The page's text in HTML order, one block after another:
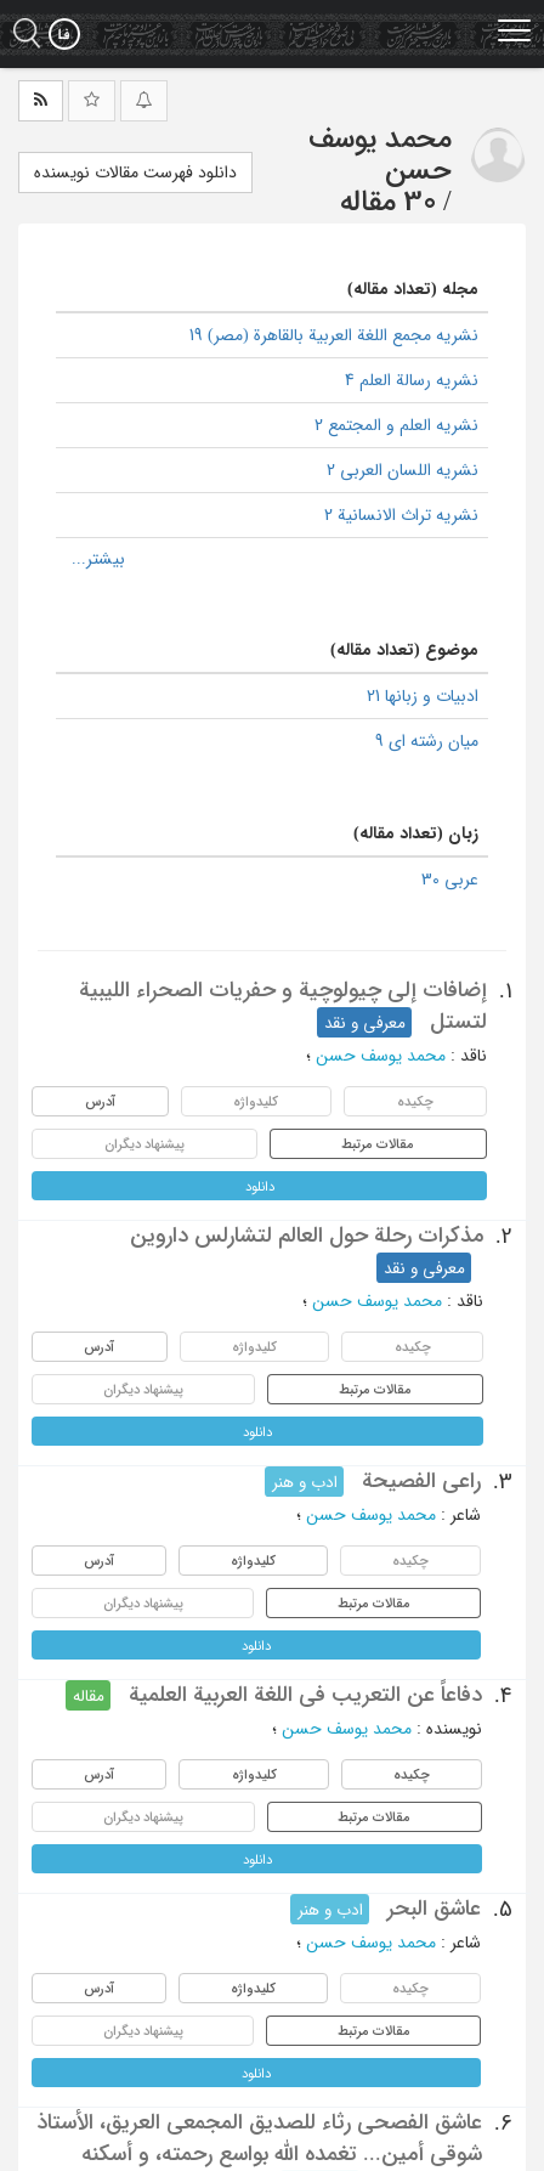
Skip
to
main
محمد یوسف
حسن
/ 30 مقاله
دانلود فهرست مقالات نویسنده
مجله (تعداد مقاله)
نشریه مجمع اللغة العربیة بالقاهرة (مصر) 19
نشریه رسالة العلم 4
نشریه العلم و المجتمع 2
نشریه اللسان العربی 2
نشریه تراث الانسانیة 2
موضوع (تعداد مقاله)
ادبیات و زبانها 21
میان رشته ای 9
زبان (تعداد مقاله)
عربی 30
1.
إضافات إلی چیولوچیة و حفریات الصحراء اللیبیة
لتستل
معرفی و نقد
ناقد : محمد یوسف حسن ؛
چکیده کلیدواژه آدرس
مقالات مرتبط پیشنهاد دیگران
دانلود
2. مذکرات رحلة حول العالم لتشارلس داروین
معرفی و نقد
ناقد : محمد یوسف حسن ؛
چکیده کلیدواژه آدرس
مقالات مرتبط پیشنهاد دیگران
دانلود
3. راعی الفصیحة
ادب و هنر
شاعر : محمد یوسف حسن ؛
چکیده کلیدواژه آدرس
مقالات مرتبط پیشنهاد دیگران
دانلود
4. دفاعاً عن التعریب فی اللغة العربیة العلمیة
مقاله
نویسنده : محمد یوسف حسن ؛
چکیده کلیدواژه آدرس
مقالات مرتبط پیشنهاد دیگران
دانلود
5. عاشق البحر
ادب و هنر
شاعر : محمد یوسف حسن ؛
چکیده کلیدواژه آدرس
مقالات مرتبط پیشنهاد دیگران
دانلود
6.
عاشق الفصحی رثاء للصدیق المجمعی العریق، الأستاذ
شوقی أمین... تغمده الله بواسع رحمته، و أسکنه